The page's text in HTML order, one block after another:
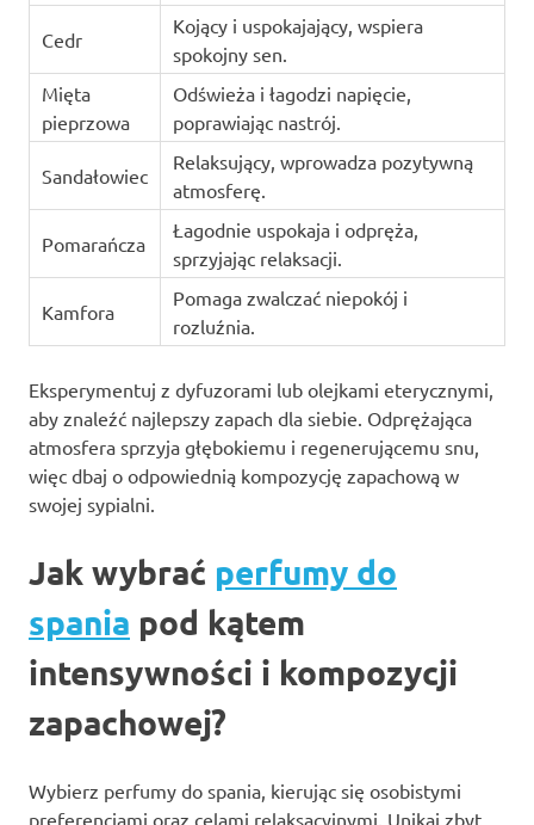
Cedr
Kojący i uspokajający, wspiera
spokojny sen.
Mięta
pieprzowa
Odświeża i łagodzi napięcie,
poprawiając nastrój.
Sandałowiec
Relaksujący, wprowadza pozytywną
atmosferę.
Pomarańcza
Łagodnie uspokaja i odpręża,
sprzyjając relaksacji.
Kamfora
Pomaga zwalczać niepokój i
rozluźnia.
Eksperymentuj z dyfuzorami lub olejkami eterycznymi,
aby znaleźć najlepszy zapach dla siebie. Odprężająca
atmosfera sprzyja głębokiemu i regenerującemu snu,
więc dbaj o odpowiednią kompozycję zapachową w
swojej sypialni.
Jak wybrać perfumy do
spania pod kątem
intensywności i kompozycji
zapachowej?
Wybierz perfumy do spania, kierując się osobistymi
preferencjami oraz celami relaksacyjnymi. Unikaj zbyt